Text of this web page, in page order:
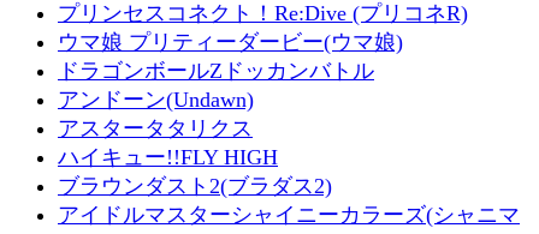
プリンセスコネクト！Re:Dive (プリコネR)
ウマ娘 プリティーダービー(ウマ娘)
ドラゴンボールZドッカンバトル
アンドーン(Undawn)
アスタータタリクス
ハイキュー!!FLY HIGH
ブラウンダスト2(ブラダス2)
アイドルマスターシャイニーカラーズ(シャニマ